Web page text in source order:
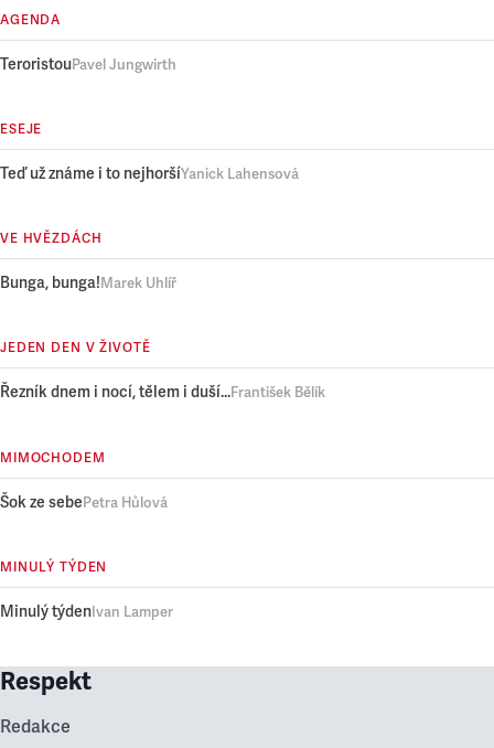
AGENDA
TeroristouPavel Jungwirth
ESEJE
Teď už známe i to nejhoršíYanick Lahensová
VE HVĚZDÁCH
Bunga, bunga!Marek Uhlíř
JEDEN DEN V ŽIVOTĚ
Řezník dnem i nocí, tělem i duší...František Bělík
MIMOCHODEM
Šok ze sebePetra Hůlová
MINULÝ TÝDEN
Minulý týden Ivan Lamper
Respekt
Redakce